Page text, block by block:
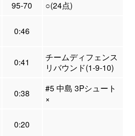
95-70
○(24点)
0:46
0:41
チームディフェンス
リバウンド(1-9-10)
0:38
#5 中島 3Pシュート
×
0:20